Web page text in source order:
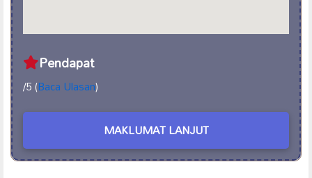
Pendapat
/5 (Baca Ulasan)
MAKLUMAT LANJUT